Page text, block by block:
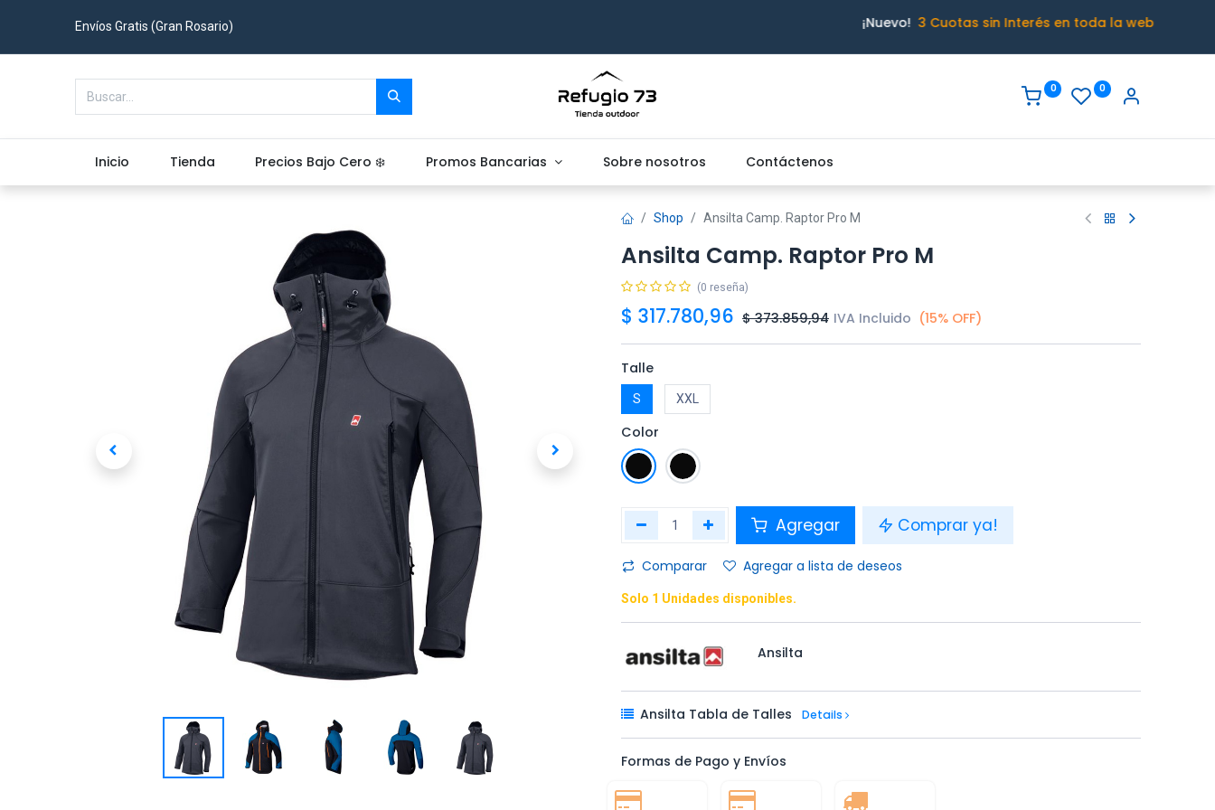
Envíos Gratis (Gran Rosario) ¡Nuevo! 3 Cuotas sin Interés en toda la web
0 0
Inicio Tienda Precios Bajo Cero ❄️ Promos Bancarias Sobre nosotros Contáctenos
Shop Ansilta Camp. Raptor Pro M
Ansilta Camp. Raptor Pro M
(0 reseña)
$ 317.780,96 $373.859,94 IVA Incluido (15% OFF)
Talle
S XXL
Color
Agregar Comprar ya!
Comparar Agregar a lista de deseos
Solo 1 Unidades disponibles.
Ansilta
Ansilta Tabla de Talles Details
Formas de Pago y Envíos